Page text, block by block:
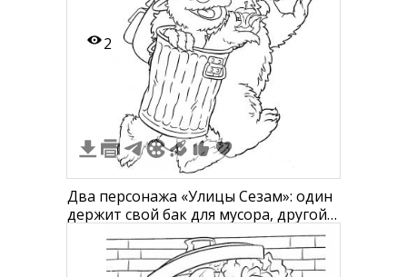
2
Два персонажа «Улицы Сезам»: один
держит свой бак для мусора, другой